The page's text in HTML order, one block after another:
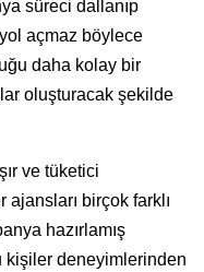
süreci dallanıp
yol açmaz böylece
daha kolay bir
oluşturacak şekilde
ve tüketici
ajansları birçok farklı
hazırlamış
kişiler deneyimlerinden